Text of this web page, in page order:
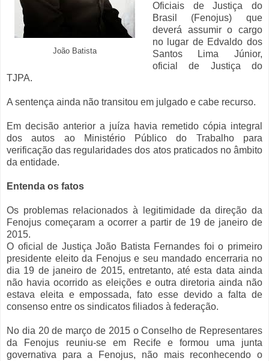
João Batista
Oficiais de Justiça do
Brasil (Fenojus) que
deverá assumir o cargo
no lugar de Edvaldo dos
Santos Lima Júnior,
oficial de Justiça do
TJPA.
A sentença ainda não transitou em julgado e cabe recurso.
Em decisão anterior a juíza havia remetido cópia integral
dos autos ao Ministério Público do Trabalho para
verificação das regularidades dos atos praticados no âmbito
da entidade.
Entenda os fatos
Os problemas relacionados à legitimidade da direção da
Fenojus começaram a ocorrer a partir de 19 de janeiro de
2015.
O oficial de Justiça João Batista Fernandes foi o primeiro
presidente eleito da Fenojus e seu mandado encerraria no
dia 19 de janeiro de 2015, entretanto, até esta data ainda
não havia ocorrido as eleições e outra diretoria ainda não
estava eleita e empossada, fato esse devido a falta de
consenso entre os sindicatos filiados à federação.
No dia 20 de março de 2015 o Conselho de Representares
da Fenojus reuniu-se em Recife e formou uma junta
governativa para a Fenojus, não mais reconhecendo o